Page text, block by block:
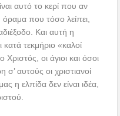
αυτό το κερί που αν
που τόσο λείπει,
Και αυτή η
κατά τεκμήριο «καλοί
Χριστός, οι άγιοι και όσοι
αυτούς οι χριστιανοί
η ελπίδα δεν είναι ιδέα,